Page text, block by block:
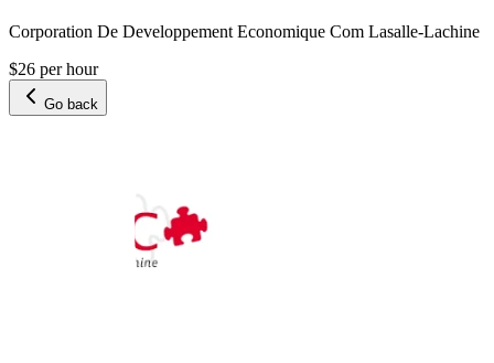
Corporation De Developpement Economique Com Lasalle-Lachine
$26 per hour
Go back